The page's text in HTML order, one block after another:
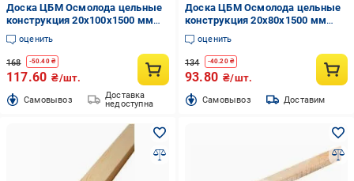
Доска ЦБМ Осмолода цельные
конструкция 20х100х1500 мм
карпатская ель
оценить
168 -50.40₴
117.60 ₴/шт.
Cамовывоз
Доставка
недоступна
Доска ЦБМ Осмолода цельные
конструкция 20х80х1500 мм
карпатская ель
оценить
134 -40.20₴
93.80 ₴/шт.
Cамовывоз Доставим